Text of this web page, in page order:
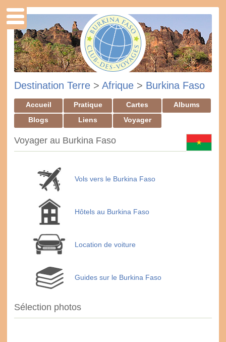
Destination Terre > Afrique > Burkina Faso
Accueil Pratique Cartes
Albums
Blogs
Liens Voyager
Voyager au Burkina Faso
Vols vers le Burkina Faso
Hôtels au Burkina Faso
Location de voiture
Guides sur le Burkina Faso
Sélection photos